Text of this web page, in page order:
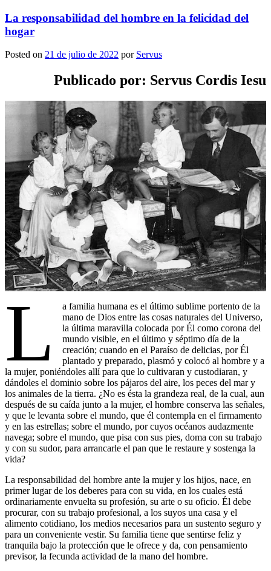
La responsabilidad del hombre en la felicidad del
hogar
Posted on 21 de julio de 2022 por Servus
Publicado por: Servus Cordis Iesu
L
a familia humana es el último sublime portento de la
mano de Dios entre las cosas naturales del Universo,
la última maravilla colocada por Él como corona del
mundo visible, en el último y séptimo día de la
creación; cuando en el Paraíso de delicias, por Él
plantado y preparado, plasmó y colocó al hombre y a
la mujer, poniéndoles allí para que lo cultivaran y custodiaran, y
dándoles el dominio sobre los pájaros del aire, los peces del mar y
los animales de la tierra. ¿No es ésta la grandeza real, de la cual, aun
después de su caída junto a la mujer, el hombre conserva las señales,
y que le levanta sobre el mundo, que él contempla en el firmamento
y en las estrellas; sobre el mundo, por cuyos océanos audazmente
navega; sobre el mundo, que pisa con sus pies, doma con su trabajo
y con su sudor, para arrancarle el pan que le restaure y sostenga la
vida?
La responsabilidad del hombre ante la mujer y los hijos, nace, en
primer lugar de los deberes para con su vida, en los cuales está
ordinariamente envuelta su profesión, su arte o su oficio. Él debe
procurar, con su trabajo profesional, a los suyos una casa y el
alimento cotidiano, los medios necesarios para un sustento seguro y
para un conveniente vestir. Su familia tiene que sentirse feliz y
tranquila bajo la protección que le ofrece y da, con pensamiento
previsor, la fecunda actividad de la mano del hombre.